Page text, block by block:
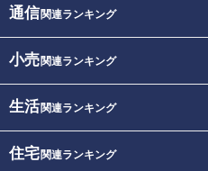
通信関連ランキング
小売関連ランキング
生活関連ランキング
住宅関連ランキング